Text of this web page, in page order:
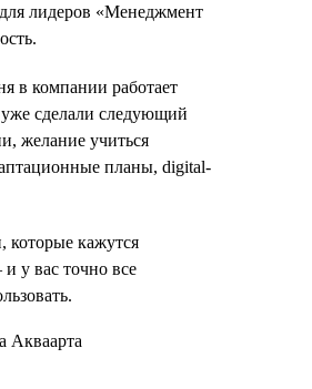
лидеров «Менеджмент
в компании работает
сделали следующий
желание учиться
планы, digital-
которые кажутся
у вас точно все